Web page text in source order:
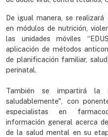
De igual manera, se
en módulos de nutrición,
las unidades móviles
aplicación de métodos
de planificación familiar,
perinatal.
También se impartirá la
saludablemente", con
especialistas en
información general acerca
de la salud mental en su